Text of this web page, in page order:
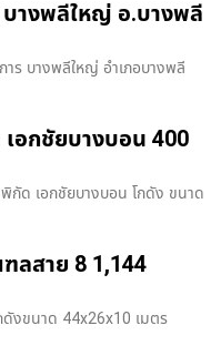
บางพลีใหญ่ อ.บางพลี
าร บางพลีใหญ่ อำเภอบางพลี
เอกชัยบางบอน 400
พิกัด เอกชัยบางบอน โกดัง ขนาด
ลสาย 8 1,144
งขนาด 44x26x10 เมตร